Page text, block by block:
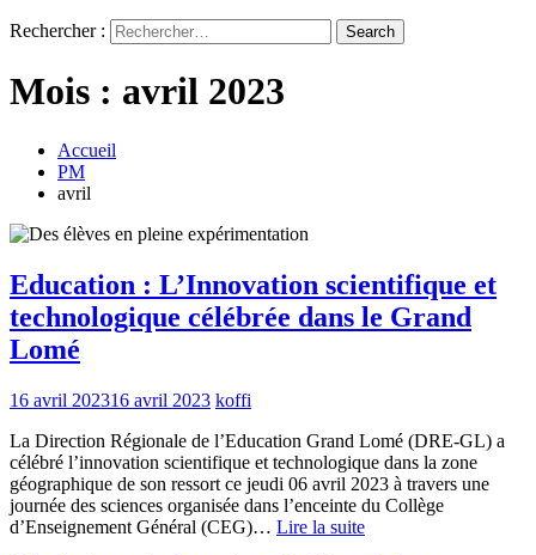
Rechercher :
Mois : avril 2023
Accueil
PM
avril
Education : L’Innovation scientifique et
technologique célébrée dans le Grand
Lomé
16 avril 202316 avril 2023 koffi
La Direction Régionale de l’Education Grand Lomé (DRE-GL) a
célébré l’innovation scientifique et technologique dans la zone
géographique de son ressort ce jeudi 06 avril 2023 à travers une
journée des sciences organisée dans l’enceinte du Collège
d’Enseignement Général (CEG)… Lire la suite